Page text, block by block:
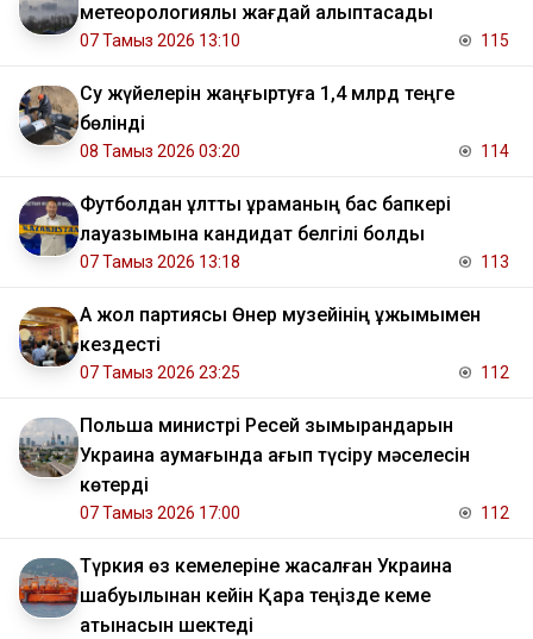
метеорологиялық жағдай қалыптасады
07 Тамыз 2026 13:10 115
Су жүйелерін жаңғыртуға 1,4 млрд теңге
бөлінді
08 Тамыз 2026 03:20 114
Футболдан ұлттық құраманың бас бапкері
лауазымына кандидат белгілі болды
07 Тамыз 2026 13:18 113
Ақ жол партиясы Өнер музейінің ұжымымен
кездесті
07 Тамыз 2026 23:25 112
Польша министрі Ресей зымырандарын
Украина аумағында қағып түсіру мәселесін
көтерді
07 Тамыз 2026 17:00 112
Түркия өз кемелеріне жасалған Украина
шабуылынан кейін Қара теңізде кеме
қатынасын шектеді